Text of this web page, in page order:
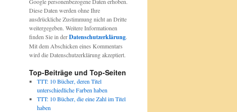
Diese Daten werden ohne Ihre
ausdrückliche Zustimmung nicht an Dritte
weitergegeben. Weitere Informationen
finden Sie in derDatenschutzerklärung.
Mit dem Abschicken eines Kommentars
wird die Datenschutzerklärung akzeptiert.
Top-Beiträge und Top-Seiten
TTT: 10 Bücher, deren Titel
unterschiedliche Farben haben
TTT: 10 Bücher, die eine Zahl im Titel
haben